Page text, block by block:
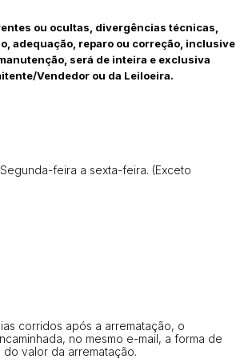
ou ocultas, divergências técnicas,
adequação, reparo ou correção, inclusive
será de inteira e exclusiva
Vendedor ou da Leiloeira.
feira a sexta-feira. (Exceto
corridos após a arrematação, o
no mesmo e-mail, a forma de
valor da arrematação.